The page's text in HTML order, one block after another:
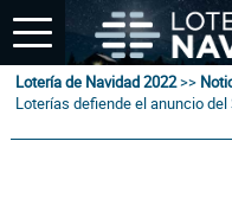
Lotería de Navidad 2022>>
Loterías defiende el anuncio del